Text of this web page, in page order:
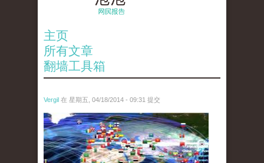
主页
所有文章
翻墙工具箱
Vergil 在 星期五, 04/18/2014 - 09:31 提交
ev.owa7_.jpg